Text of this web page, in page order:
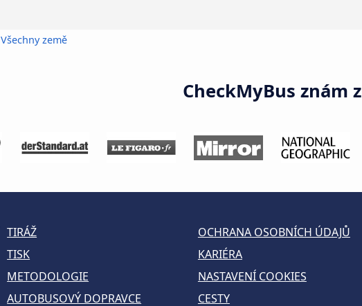
Všechny země
CheckMyBus znám z
TIRÁŽ OCHRANA OSOBNÍCH ÚDAJŮ
TISK
KARIÉRA
METODOLOGIE
NASTAVENÍ COOKIES
AUTOBUSOVÝ DOPRAVCE
CESTY